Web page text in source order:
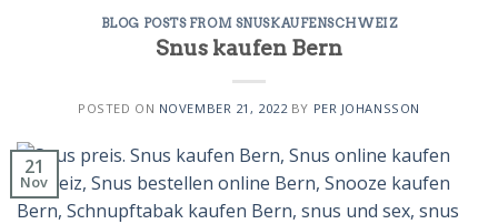
BLOG POSTS FROM SNUSKAUFENSCHWEIZ
Snus kaufen Bern
POSTED ON NOVEMBER 21, 2022BY PER JOHANSSON
21
Nov